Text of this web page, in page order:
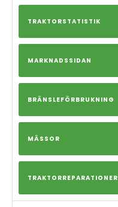
TRAKTORSTATISTIK
MARKNADSSIDAN
BRÄNSLEFÖRBRUKNING
MÄSSOR
TRAKTORREPARATIONER